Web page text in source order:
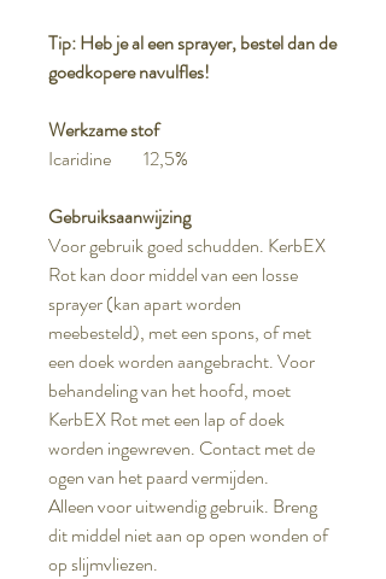
Tip: Heb je al een sprayer, bestel dan de
goedkopere navulfles!
Werkzame stof
Icaridine 12,5%
Gebruiksaanwijzing
Voor gebruik goed schudden. KerbEX
Rot kan door middel van een losse
sprayer (kan apart worden
meebesteld), met een spons, of met
een doek worden aangebracht. Voor
behandeling van het hoofd, moet
KerbEX Rot met een lap of doek
worden ingewreven. Contact met de
ogen van het paard vermijden.
Alleen voor uitwendig gebruik. Breng
dit middel niet aan op open wonden of
op slijmvliezen.